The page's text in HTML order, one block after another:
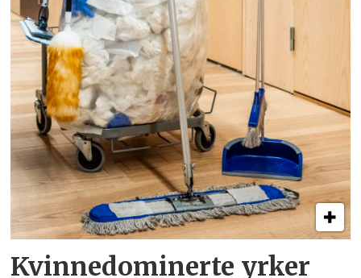
Kvinnedominerte yrker